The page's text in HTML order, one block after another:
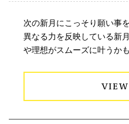
次の新月にこっそり願い事
異なる力を反映している新
や理想がスムーズに叶うかも